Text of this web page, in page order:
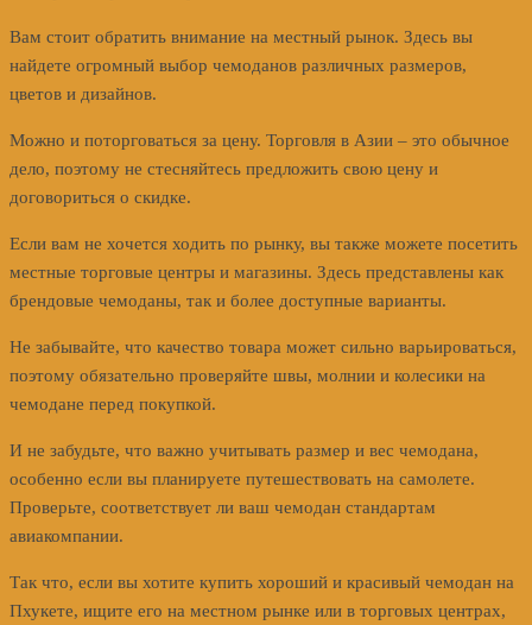
Вам стоит обратить внимание на местный рынок. Здесь вы
найдете огромный выбор чемоданов различных размеров,
цветов и дизайнов.
Можно и поторговаться за цену. Торговля в Азии – это обычное
дело, поэтому не стесняйтесь предложить свою цену и
договориться о скидке.
Если вам не хочется ходить по рынку, вы также можете посетить
местные торговые центры и магазины. Здесь представлены как
брендовые чемоданы, так и более доступные варианты.
Не забывайте, что качество товара может сильно варьироваться,
поэтому обязательно проверяйте швы, молнии и колесики на
чемодане перед покупкой.
И не забудьте, что важно учитывать размер и вес чемодана,
особенно если вы планируете путешествовать на самолете.
Проверьте, соответствует ли ваш чемодан стандартам
авиакомпании.
Так что, если вы хотите купить хороший и красивый чемодан на
Пхукете, ищите его на местном рынке или в торговых центрах,